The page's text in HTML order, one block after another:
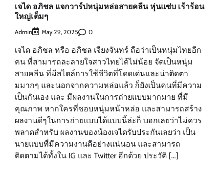
เจได อภิชล แจกวาร์ปหนุ่มหล่อสายคลีน หุ่นแซ่บ เร้าร้อน
ใหญ่เต็มๆ
Admin May 29, 2025 0
เจได อภิชล หรือ อภิชล เจียงจันทร์ ถือว่าเป็นหนุ่มไทยอีก
คน ที่สามารถละลายใจสาวไทยได้ไม่น้อย จัดเป็นหนุ่ม
สายคลีน ที่มีสไตล์การใช้ชีวิตที่โดดเด่นและน่าติดตา
มมากๆ และนอกจากความหล่อแล้ว ก็ยังเป็นคนที่มีความ
เป็นกันเอง และ มีผลงานในการถ่ายแบบมากมาย ที่มี
คุณภาพ หากใครที่ชอบหนุ่มหน้าหล่อ และสามารถสร้าง
ผลงานดีๆในการถ่ายแบบได้แบบนี้ล่ะก็ บอกเลยว่าไม่ควร
พลาดสำหรับ ผลงานของน้องเจไดรับประกันเลยว่า เป็น
นายแบบที่มีความงานดีอย่างแน่นอน และสามารถ
ติดตามได้ทั้งใน IG และ Twitter อีกด้วย ประวัติ […]